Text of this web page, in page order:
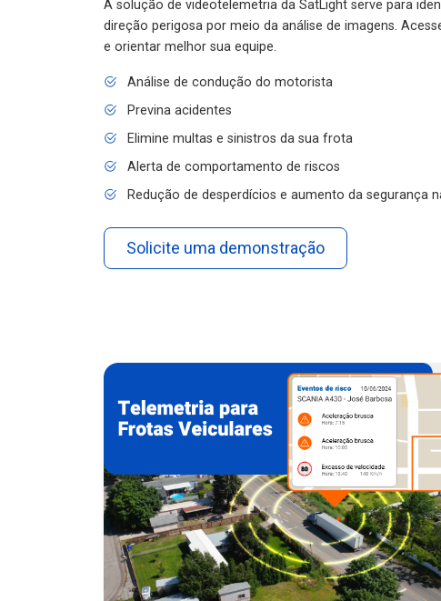
direção perigosa por meio da análise de imagens.
e orientar melhor sua equipe.
Análise de condução do motorista
Previna acidentes
Elimine multas e sinistros da sua frota
Alerta de comportamento de riscos
Redução de desperdícios e aumento da segurança
Solicite uma demonstração